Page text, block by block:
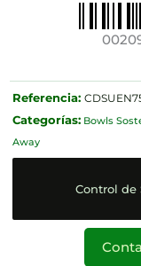
Referencia:
Categorías: Bowls
Away
Control de